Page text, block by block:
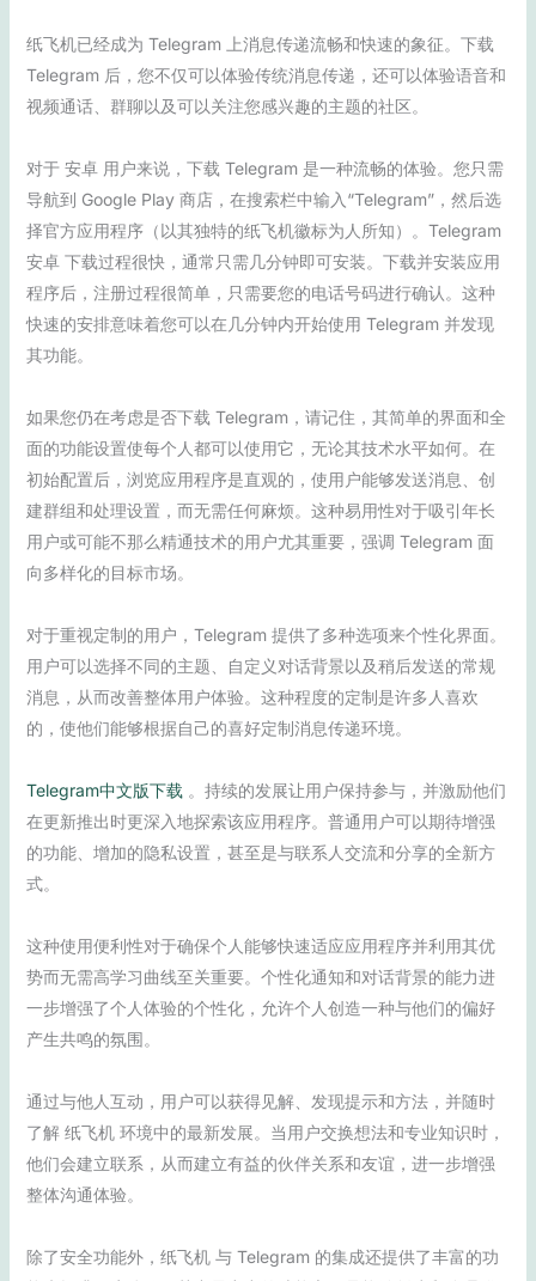
纸飞机已经成为 Telegram 上消息传递流畅和快速的象征。下载
Telegram 后，您不仅可以体验传统消息传递，还可以体验语音和
视频通话、群聊以及可以关注您感兴趣的主题的社区。
对于 安卓 用户来说，下载 Telegram 是一种流畅的体验。您只需
导航到 Google Play 商店，在搜索栏中输入“Telegram”，然后选
择官方应用程序（以其独特的纸飞机徽标为人所知）。Telegram
安卓 下载过程很快，通常只需几分钟即可安装。下载并安装应用
程序后，注册过程很简单，只需要您的电话号码进行确认。这种
快速的安排意味着您可以在几分钟内开始使用 Telegram 并发现
其功能。
如果您仍在考虑是否下载 Telegram，请记住，其简单的界面和全
面的功能设置使每个人都可以使用它，无论其技术水平如何。在
初始配置后，浏览应用程序是直观的，使用户能够发送消息、创
建群组和处理设置，而无需任何麻烦。这种易用性对于吸引年长
用户或可能不那么精通技术的用户尤其重要，强调 Telegram 面
向多样化的目标市场。
对于重视定制的用户，Telegram 提供了多种选项来个性化界面。
用户可以选择不同的主题、自定义对话背景以及稍后发送的常规
消息，从而改善整体用户体验。这种程度的定制是许多人喜欢
的，使他们能够根据自己的喜好定制消息传递环境。
Telegram中文版下载 。持续的发展让用户保持参与，并激励他们
在更新推出时更深入地探索该应用程序。普通用户可以期待增强
的功能、增加的隐私设置，甚至是与联系人交流和分享的全新方
式。
这种使用便利性对于确保个人能够快速适应应用程序并利用其优
势而无需高学习曲线至关重要。个性化通知和对话背景的能力进
一步增强了个人体验的个性化，允许个人创造一种与他们的偏好
产生共鸣的氛围。
通过与他人互动，用户可以获得见解、发现提示和方法，并随时
了解 纸飞机 环境中的最新发展。当用户交换想法和专业知识时，
他们会建立联系，从而建立有益的伙伴关系和友谊，进一步增强
整体沟通体验。
除了安全功能外，纸飞机 与 Telegram 的集成还提供了丰富的功